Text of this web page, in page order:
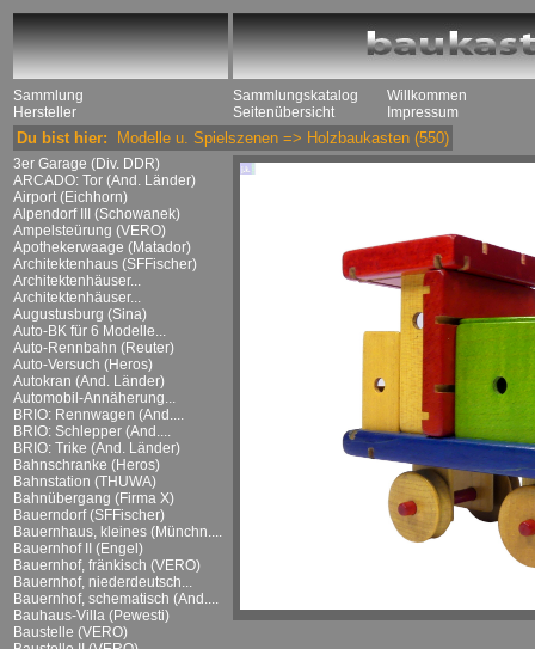
Sammlung
Hersteller
Sammlungskatalog
Seitenübersicht
Willkommen
Impressum
Du bist hier: Modelle u. Spielszenen => Holzbaukasten (550)
3er Garage (Div. DDR)
ARCADO: Tor (And. Länder)
Airport (Eichhorn)
Alpendorf III (Schowanek)
Ampelsteürung (VERO)
Apothekerwaage (Matador)
Architektenhaus (SFFischer)
Architektenhäuser...
Architektenhäuser...
Augustusburg (Sina)
Auto-BK für 6 Modelle...
Auto-Rennbahn (Reuter)
Auto-Versuch (Heros)
Autokran (And. Länder)
Automobil-Annäherung...
BRIO: Rennwagen (And....
BRIO: Schlepper (And....
BRIO: Trike (And. Länder)
Bahnschranke (Heros)
Bahnstation (THUWA)
Bahnübergang (Firma X)
Bauerndorf (SFFischer)
Bauernhaus, kleines (Münchn....
Bauernhof II (Engel)
Bauernhof, fränkisch (VERO)
Bauernhof, niederdeutsch...
Bauernhof, schematisch (And....
Bauhaus-Villa (Pewesti)
Baustelle (VERO)